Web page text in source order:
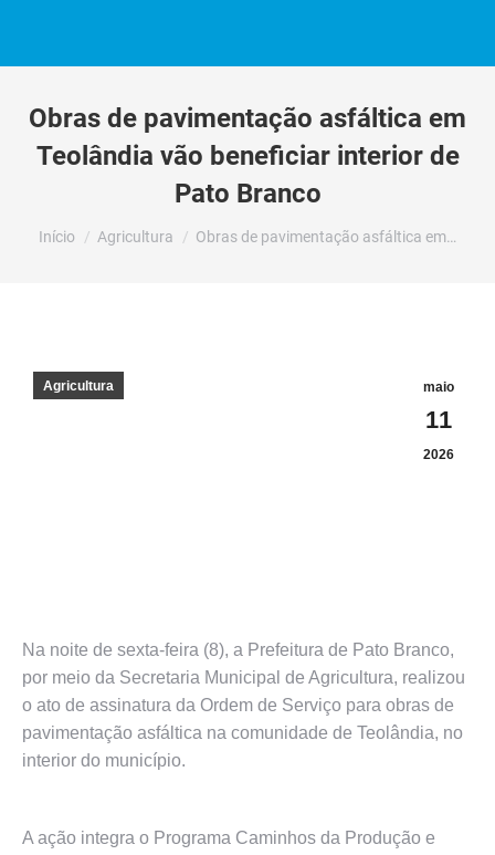
Obras de pavimentação asfáltica em
Teolândia vão beneficiar interior de
Pato Branco
Você está aqui:
Início Agricultura Obras de pavimentação asfáltica em…
maio
11
2026
Agricultura
Na noite de sexta-feira (8), a Prefeitura de Pato Branco,
por meio da Secretaria Municipal de Agricultura, realizou
o ato de assinatura da Ordem de Serviço para obras de
pavimentação asfáltica na comunidade de Teolândia, no
interior do município.
A ação integra o Programa Caminhos da Produção e